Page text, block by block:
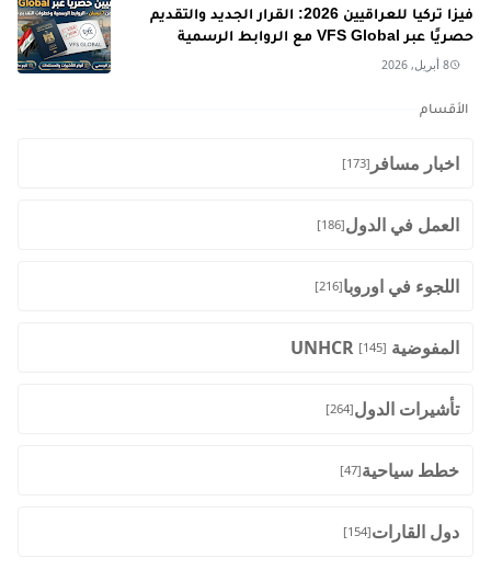
فيزا تركيا للعراقيين 2026: القرار الجديد والتقديم
حصريًا عبر VFS Global مع الروابط الرسمية
8 أبريل, 2026
الأقسام
اخبار مسافر [173]
العمل في الدول[186]
اللجوء في اوروبا[216]
المفوضية UNHCR [145]
تأشيرات الدول[264]
خطط سياحية[47]
دول القارات[154]